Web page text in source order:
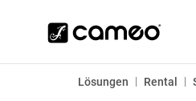
Lösungen | Rental |